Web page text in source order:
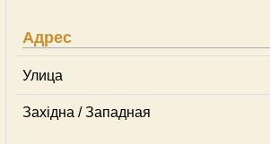
Адрес
Улица
Західна / Западная